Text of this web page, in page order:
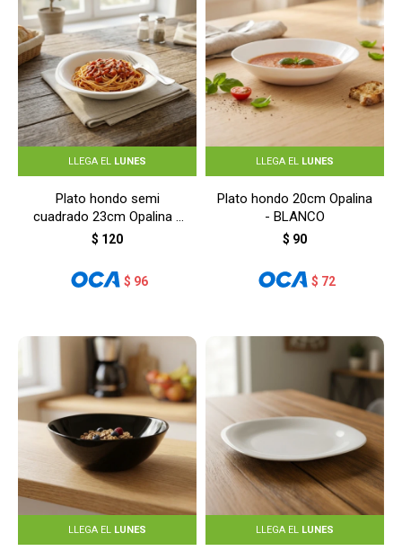
LLEGA EL LUNES
Plato hondo semi
cuadrado 23cm Opalina -
BLANCO
$ 120
$ 96
LLEGA EL LUNES
Plato hondo 20cm Opalina
- BLANCO
$ 90
$ 72
LLEGA EL LUNES LLEGA EL LUNES